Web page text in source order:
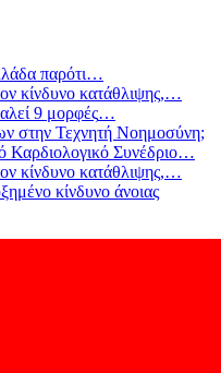
παρότι…
κίνδυνο κατάθλιψης,…
9 μορφές…
στην Τεχνητή Νοημοσύνη;
Καρδιολογικό Συνέδριο…
κίνδυνο κατάθλιψης,…
κίνδυνο άνοιας